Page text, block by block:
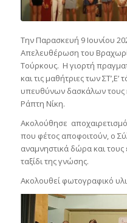
Την Παρασκευή 9 Ιουνίου
Απελευθέρωση του
Τούρκους. Η γιορτή
και τις μαθήτριες των
υπευθύνων δασκάλων τους
Ράπτη Νίκη.
Ακολούθησε
που φέτος αποφοιτούν, ο
αναμνηστικά δώρα και
ταξίδι της γνώσης.
Ακολουθεί φωτογραφικό